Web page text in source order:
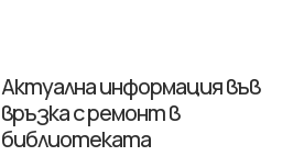
Актуална информация във
връзка с ремонт в
библиотеката